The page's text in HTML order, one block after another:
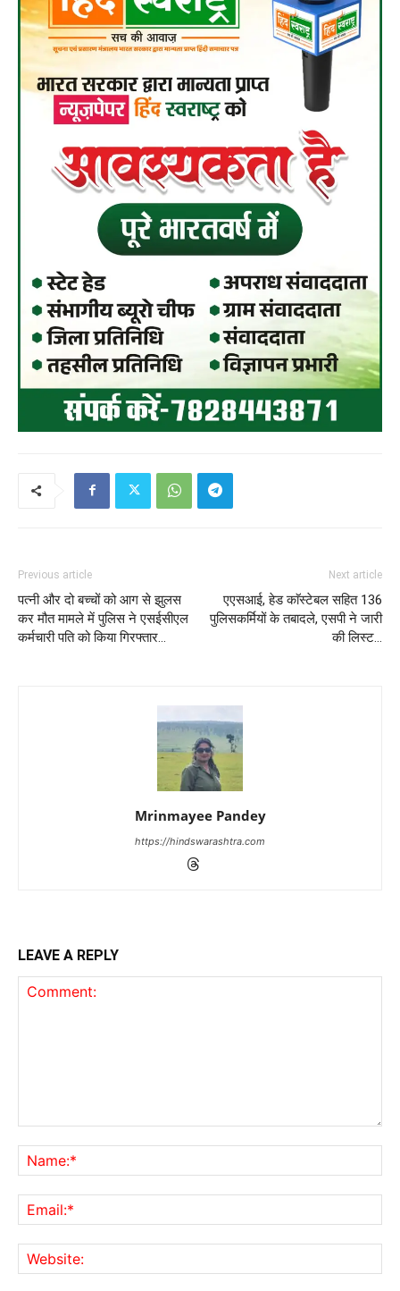
Previous article
पत्नी और दो बच्चों को आग से झुलस
कर मौत मामले में पुलिस ने एसईसीएल
कर्मचारी पति को किया गिरफ्तार…
Next article
एएसआई, हेड काॅस्टेबल सहित 136
पुलिसकर्मियों के तबादले, एसपी ने जारी
की लिस्ट…
Mrinmayee Pandey
https://hindswarashtra.com
LEAVE A REPLY